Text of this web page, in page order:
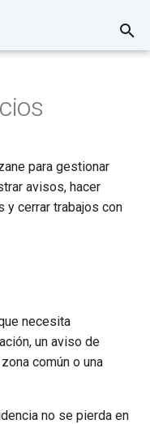
para gestionar
avisos, hacer
y cerrar trabajos con
necesita
un aviso de
común o una
no se pierda en